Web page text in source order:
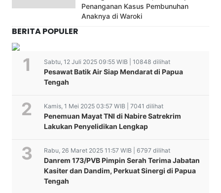
Penanganan Kasus Pembunuhan
Anaknya di Waroki
BERITA POPULER
Sabtu, 12 Juli 2025 09:55 WIB | 10848 dilihat
Pesawat Batik Air Siap Mendarat di Papua
Tengah
Kamis, 1 Mei 2025 03:57 WIB | 7041 dilihat
Penemuan Mayat TNI di Nabire Satrekrim
Lakukan Penyelidikan Lengkap
Rabu, 26 Maret 2025 11:57 WIB | 6797 dilihat
Danrem 173/PVB Pimpin Serah Terima Jabatan
Kasiter dan Dandim, Perkuat Sinergi di Papua
Tengah